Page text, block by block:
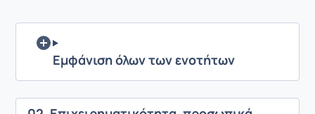
Εμφάνιση όλων των ενοτήτων